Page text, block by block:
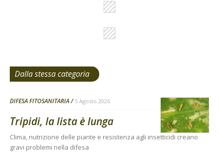
Dalla stessa categoria
DIFESA FITOSANITARIA 5 Agosto 2026
Tripidi, la lista è lunga
Clima, nutrizione delle piante e resistenza agli insetticidi creano
gravi problemi nella difesa